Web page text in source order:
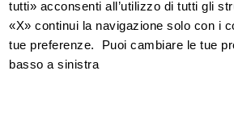
tutti» acconsenti all’utilizzo di tutti gli
«X» continui la navigazione solo con i
tue preferenze. Puoi cambiare le tue
basso a sinistra